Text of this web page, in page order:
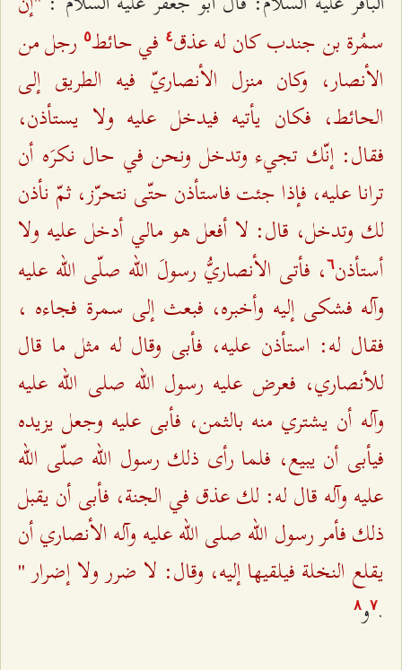
سمُرة بن جندب كان له عذق٤ في حائط٥ رجل من
الأنصار، وكان منزل الأنصاريّ فيه الطريق إلى
الحائط، فكان يأتيه فيدخل عليه ولا يستأذن،
فقال: إنّك تجيء وتدخل ونحن في حال نكرَه أن
ترانا عليه، فإذا جئت فاستأذن حتّى نتحرّز، ثمّ نأذن
لك وتدخل، قال: لا أفعل هو مالي أدخل عليه ولا
أستأذن٦، فأتى الأنصاريُّ رسولَ الله صلّى الله عليه
وآله فشكى إليه وأخبره، فبعث إلى سمرة فجاءه ،
فقال له: استأذن عليه، فأبى وقال له مثل ما قال
للأنصاري، فعرض عليه رسول الله صلى الله عليه
وآله أن يشتري منه بالثمن، فأبى عليه وجعل يزيده
فيأبى أن يبيع، فلما رأى ذلك رسول الله صلّى الله
عليه وآله قال له: لك عذق في الجنة، فأبى أن يقبل
ذلك فأمر رسول الله صلى الله عليه وآله الأنصاري أن
يقلع النخلة فيلقيها إليه، وقال: لا ضرر ولا إضرار "
.۷و۸